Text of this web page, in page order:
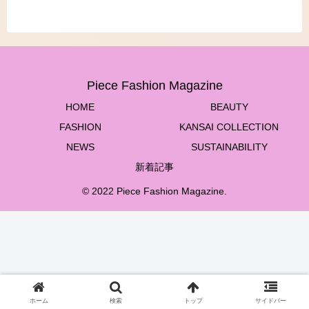
Piece Fashion Magazine
HOME
BEAUTY
FASHION
KANSAI COLLECTION
NEWS
SUSTAINABILITY
新着記事
© 2022 Piece Fashion Magazine.
ホーム 検索 トップ サイドバー